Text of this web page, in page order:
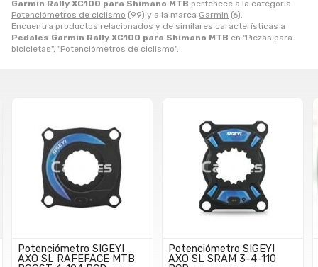
Garmin Rally XC100 para Shimano MTB pertenece a la categoría
Potenciómetros de ciclismo (99) y a la marca Garmin (6).
Encuentra productos relacionados y de similares características a
Pedales Garmin Rally XC100 para Shimano MTB en "Piezas para
bicicletas", "Potenciómetros de ciclismo".
Potenciómetro SIGEYI
AXO SL RAFEFACE MTB
Potenciómetro SIGEYI
AXO SL SRAM 3-4-110